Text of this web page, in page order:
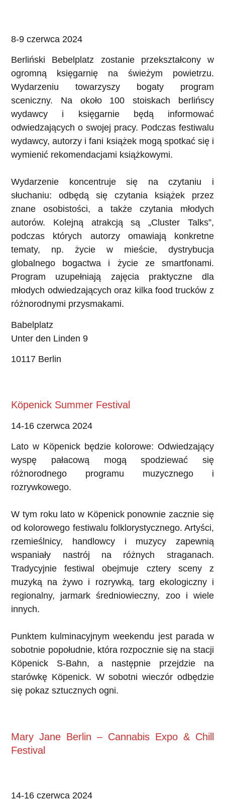
8-9 czerwca 2024
Berliński Bebelplatz zostanie przekształcony w
ogromną księgarnię na świeżym powietrzu.
Wydarzeniu towarzyszy bogaty program
sceniczny. Na około 100 stoiskach berlińscy
wydawcy i księgarnie będą informować
odwiedzających o swojej pracy. Podczas festiwalu
wydawcy, autorzy i fani książek mogą spotkać się i
wymienić rekomendacjami książkowymi.
Wydarzenie koncentruje się na czytaniu i
słuchaniu: odbędą się czytania książek przez
znane osobistości, a także czytania młodych
autorów. Kolejną atrakcją są „Cluster Talks”,
podczas których autorzy omawiają konkretne
tematy, np. życie w mieście, dystrybucja
globalnego bogactwa i życie ze smartfonami.
Program uzupełniają zajęcia praktyczne dla
młodych odwiedzających oraz kilka food trucków z
różnorodnymi przysmakami.
Babelplatz
Unter den Linden 9
10117 Berlin
Köpenick Summer Festival
14-16 czerwca 2024
Lato w Köpenick będzie kolorowe: Odwiedzający
wyspę pałacową mogą spodziewać się
różnorodnego programu muzycznego i
rozrywkowego.
W tym roku lato w Köpenick ponownie zacznie się
od kolorowego festiwalu folklorystycznego. Artyści,
rzemieślnicy, handlowcy i muzycy zapewnią
wspaniały nastrój na różnych straganach.
Tradycyjnie festiwal obejmuje cztery sceny z
muzyką na żywo i rozrywką, targ ekologiczny i
regionalny, jarmark średniowieczny, zoo i wiele
innych.
Punktem kulminacyjnym weekendu jest parada w
sobotnie popołudnie, która rozpocznie się na stacji
Köpenick S-Bahn, a następnie przejdzie na
starówkę Köpenick. W sobotni wieczór odbędzie
się pokaz sztucznych ogni.
Mary Jane Berlin – Cannabis Expo & Chill
Festival
14-16 czerwca 2024